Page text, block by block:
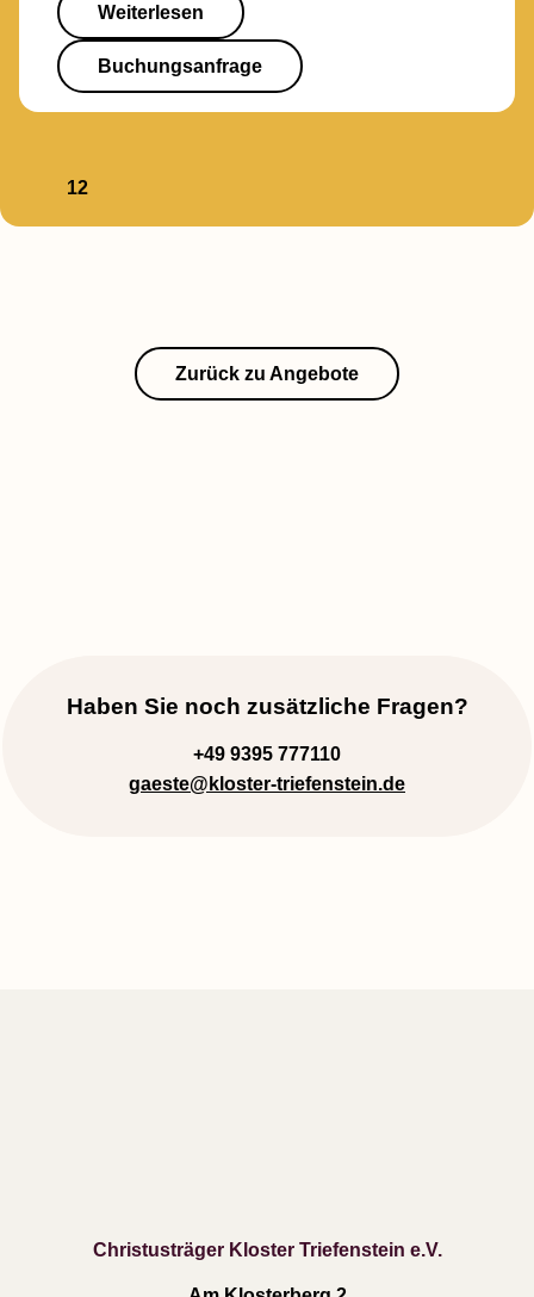
Weiterlesen
Buchungsanfrage
12
Zurück zu Angebote
Haben Sie noch zusätzliche Fragen?
+49 9395 777110
gaeste@kloster-triefenstein.de
Christusträger Kloster Triefenstein e.V.